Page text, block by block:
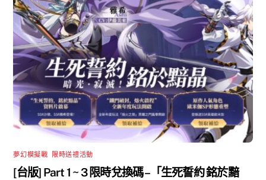
夢幻模擬戰 限時送禮活動
[台版] Part 1 ~ 3 限時兌換碼 –「生死誓約 銘於黯